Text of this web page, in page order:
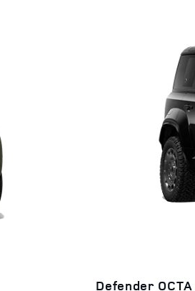
Defender